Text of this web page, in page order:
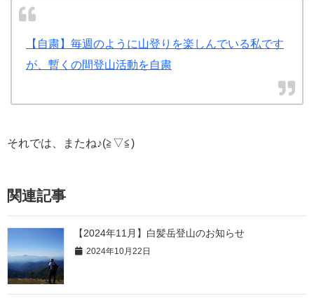
【自粛】毎週のように山登りを楽しんでいる私です
が、暫くの間登山活動を自粛
それでは、またね♪(≧▽≦)
関連記事
【2024年11月】白髪岳登山のお知らせ
2024年10月22日